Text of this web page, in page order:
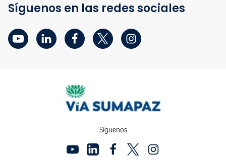
Síguenos en las redes sociales
Síguenos